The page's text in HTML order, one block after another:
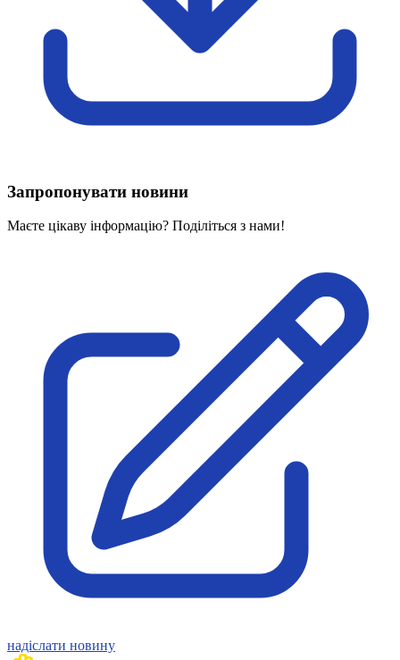
Харківська область
Херсонська область
Хмельницька область
Вивчаємо жестову мову
Дитяча сторінка
Новини про жестову мову
Проєкт "Жестова мова для поліцейських"
На допомогу військовим
Медична термінологія жестовою мовою
Нормативна база УТОГ
Конвенція ООН
Законодавство
Декларації
Документи ВФГ
Міжнародні документи
Запропонувати новини
Маєте цікаву інформацію? Поділіться з нами!
надіслати новину